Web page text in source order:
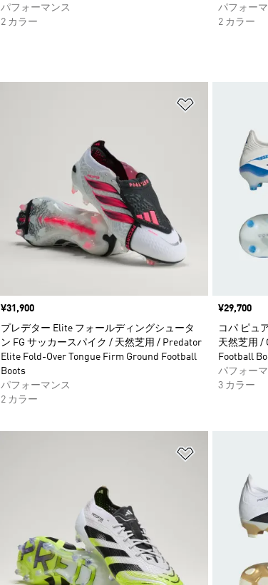
パフォーマンス
2 カラー
パフォー
2 カラー
価格
¥31,900
プレデター Elite フォールディングシュータ
ン FG サッカースパイク / 天然芝用 / Predator
Elite Fold-Over Tongue Firm Ground Football
Boots
パフォーマンス
2 カラー
価格
¥29,700
コパ ピュ
天然芝用 /
Football
パフォー
3 カラー